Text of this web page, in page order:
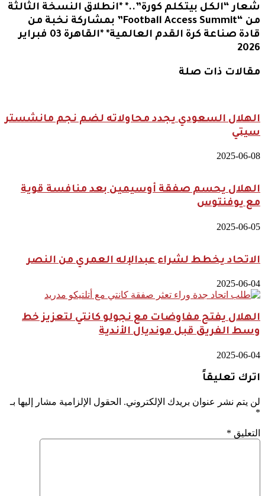
شعار “الكل بيتكلم كورة”..* *انطلاق النسخة الثالثة
من “Football Access Summit” بمشاركة نخبة من
قادة صناعة كرة القدم العالمية* *القاهرة 03 فبراير
2026
مقالات ذات صلة
الهلال السعودي يجدد محاولاته لضم نجم مانشستر
سيتي
2025-06-08
الهلال يحسم صفقة أوسيمين بعد منافسة قوية
مع يوفنتوس
2025-06-05
الاتحاد يخطط لشراء عبدالإله العمري من النصر
2025-06-04
الهلال يفتح مفاوضات مع نجولو كانتي لتعزيز خط
وسط الفريق قبل مونديال الأندية
2025-06-04
اترك تعليقاً
لن يتم نشر عنوان بريدك الإلكتروني. الحقول الإلزامية مشار إليها بـ
*
التعليق *